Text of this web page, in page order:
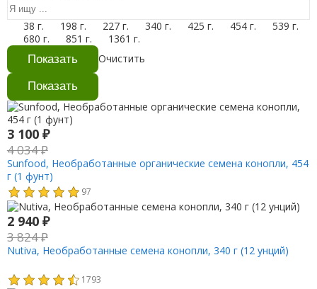
38 г. 198 г. 227 г. 340 г. 425 г. 454 г.
539 г.
680 г.
851 г.
1361 г.
Очистить
3 100 ₽
4 034₽
Sunfood, Необработанные органические семена конопли, 454
г (1 фунт)
97
2 940 ₽
3 824₽
Nutiva, Необработанные семена конопли, 340 г (12 унций)
1793